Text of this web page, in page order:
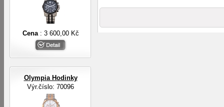
Cena : 3 600,00 Kč
Olympia Hodinky
Výr.číslo: 70096